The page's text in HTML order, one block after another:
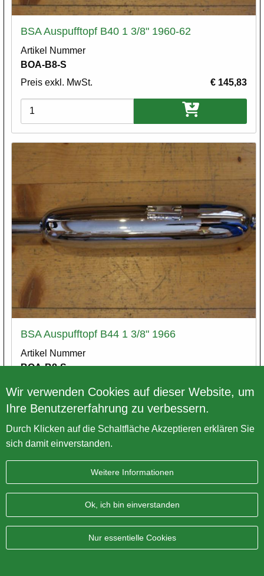
BSA Auspufftopf B40 1 3/8" 1960-62
Artikel Nummer
BOA-B8-S
Preis exkl. MwSt.
€ 145,83
Varianten
BSA Auspufftopf B44 1 3/8" 1966
Artikel Nummer
BOA-B8-S
Preis exkl. MwSt.
€ 145,83
Varianten
Wir verwenden Cookies auf dieser Website, um
Ihre Benutzererfahrung zu verbessern.
Durch Klicken auf die Schaltfläche Akzeptieren erklären Sie
sich damit einverstanden.
Weitere Informationen
Ok, ich bin einverstanden
Nur essentielle Cookies